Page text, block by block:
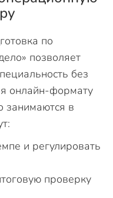
по
позволяет
без
онлайн-формату
занимаются в
и регулировать
проверку